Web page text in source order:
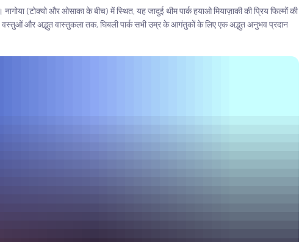
(टोक्यो और ओसाका के बीच) में स्थित, यह जादुई थीम पार्क हयाओ मियाज़ाकी की प्रिय फिल्मों की
और अद्भुत वास्तुकला तक, घिबली पार्क सभी उम्र के आगंतुकों के लिए एक अद्भुत अनुभव प्रदान